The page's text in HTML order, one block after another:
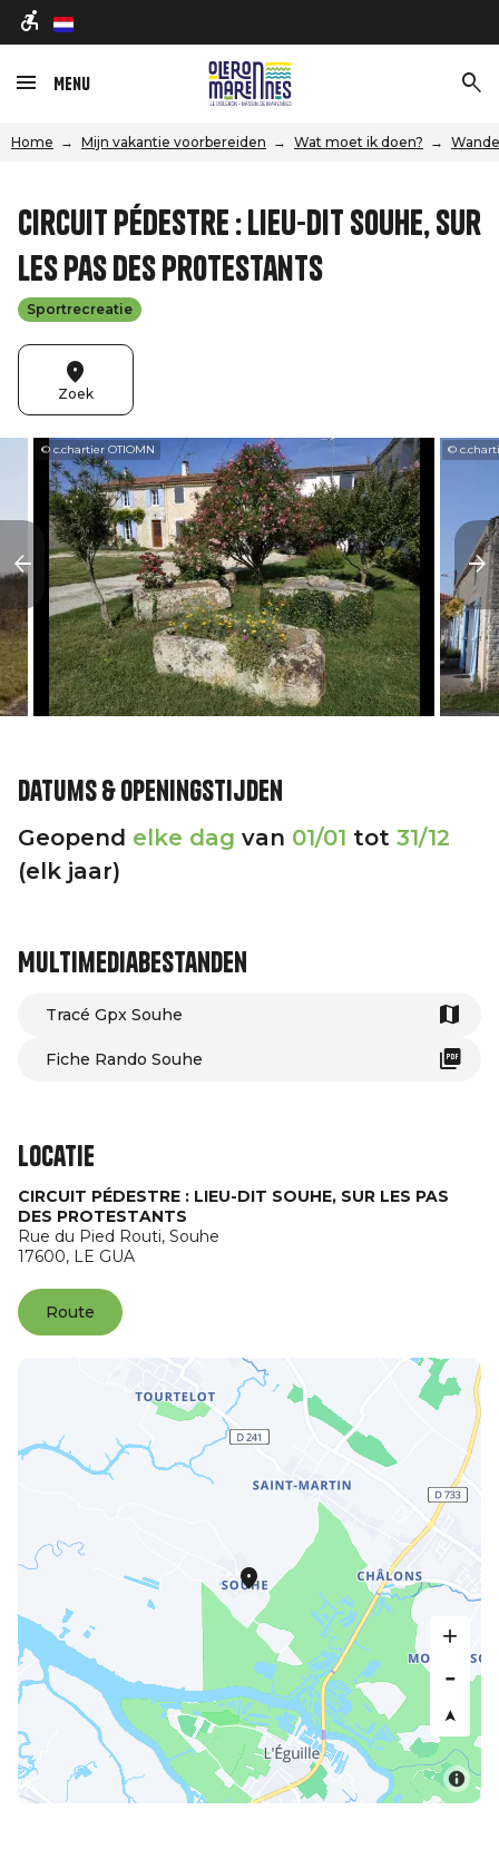
nl
Menu
Home Mijn vakantie voorbereiden Wat moet ik doen?
Circuit pédestre : Lieu-dit Souhe, sur
les pas des protestants
Sportrecreatie
Zoek
© c.chartier OTIOMN ©
Datums & openingstijden
Geopend elke dag van 01/01 tot 31/12
(elk jaar)
Multimediabestanden
Tracé Gpx Souhe
Fiche Rando Souhe
Locatie
CIRCUIT PÉDESTRE : LIEU-DIT SOUHE, SUR LES PAS
DES PROTESTANTS
Rue du Pied Routi, Souhe
17600, LE GUA
Route